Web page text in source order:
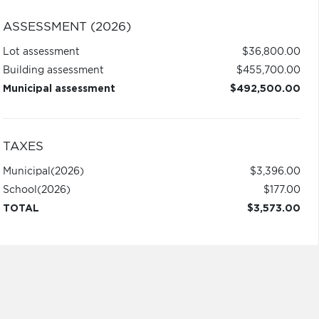
ASSESSMENT (2026)
Lot assessment
$36,800.00
Building assessment
$455,700.00
Municipal assessment
$492,500.00
TAXES
Municipal (2026)
$3,396.00
School (2026)
$177.00
TOTAL
$3,573.00